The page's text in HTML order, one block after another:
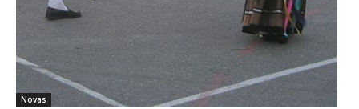
Novas